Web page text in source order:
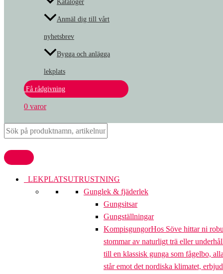
Kataloger
Anmäl dig till vårt
nyhetsbrev
Bygga och anlägga
lekplats
Få rådgivning
0 varor
LEKPLATSUTRUSTNING
Gunglek & fjäderlek
Gungsitsar
Gungställningar
KompisgungorHos Söve hittar ni
stommar av naturligt trä eller
till en klassisk gunga som fågelbo,
står emot det nordiska klimatet,